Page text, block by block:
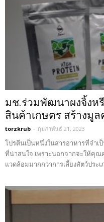
มช.ร่วมพัฒนาผงจิ้งห
สินค้าเกษตร สร้างมูล
torzkrub - กุมภาพันธ์ 21, 2023
โปรตีนเป็นหนึ่งในสารอาหารที่จำเ
ที่น่าสนใจ เพราะนอกจากจะให้คุณ
แวดล้อมมากกว่าการเลี้ยงสัตว์ประ